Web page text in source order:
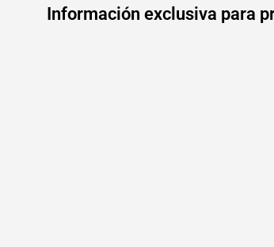
Información exclusiva para